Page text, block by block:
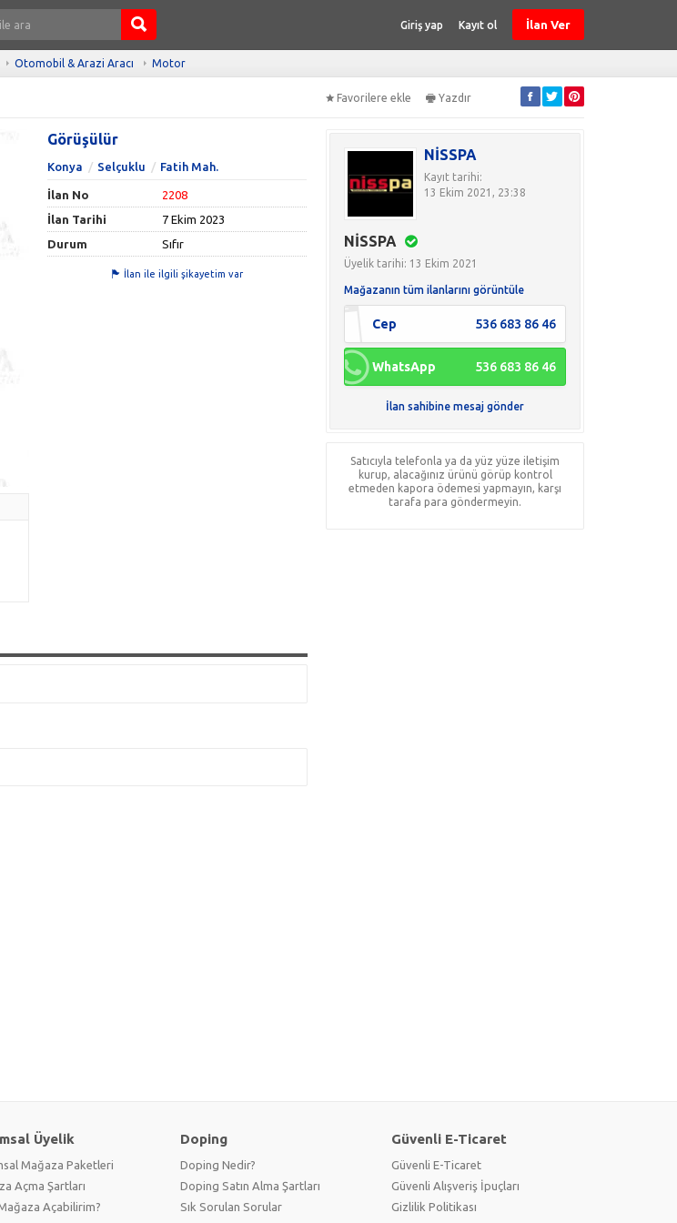
Giriş yap Kayıt ol İlan Ver
Otomobil & Arazi Aracı Motor
Favorilere ekle Yazdır
Görüşülür
Konya Selçuklu Fatih Mah.
İlan No
2208
İlan Tarihi
7 Ekim 2023
Durum
Sıfır
İlan ile ilgili şikayetim var
NİSSPA
Kayıt tarihi:
13 Ekim 2021, 23:38
NİSSPA
Üyelik tarihi: 13 Ekim 2021
Mağazanın tüm ilanlarını görüntüle
Cep 536 683 86 46
WhatsApp 536 683 86 46
İlan sahibine mesaj gönder
Satıcıyla telefonla ya da yüz yüze iletişim
kurup, alacağınız ürünü görüp kontrol
etmeden kapora ödemesi yapmayın, karşı
tarafa para göndermeyin.
Üyelik
Mağaza Paketleri
Açma Şartları
Açabilirim?
Doping
Doping Nedir?
Doping Satın Alma Şartları
Sık Sorulan Sorular
Güvenli E-Ticaret
Güvenli E-Ticaret
Güvenli Alışveriş İpuçları
Gizlilik Politikası